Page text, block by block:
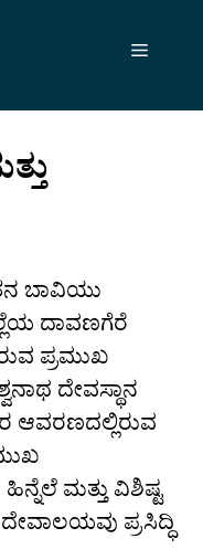
Menu
ಬಾವಿಯು
ದಾವಣಗೆರೆ
ಪ್ರಮುಖ
ದೇವಸ್ಥಾನ
ಆವರಣದಲ್ಲಿರುವ
ಮತ್ತು ವಿಶಿಷ್ಟ
ಪ್ರಸಿದ್ಧಿ